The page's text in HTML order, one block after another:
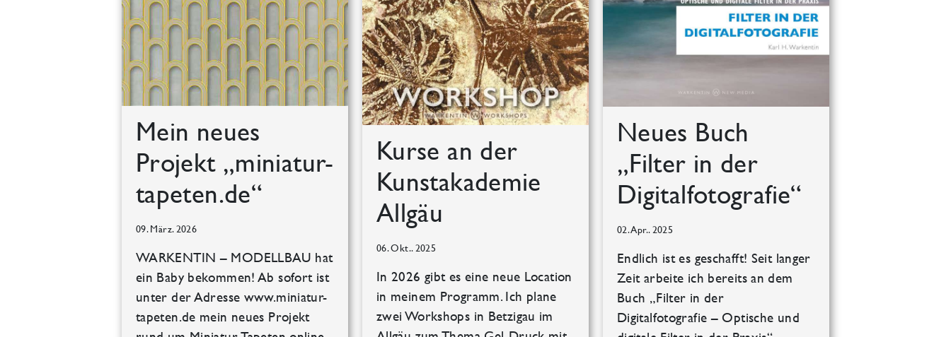
Mein neues
Projekt „miniatur-
tapeten.de“
09. März. 2026
WARKENTIN – MODELLBAU hat
ein Baby bekommen! Ab sofort ist
unter der Adresse www.miniatur-
tapeten.de mein neues Projekt
Kurse an der
Kunstakademie
Allgäu
06. Okt.. 2025
In 2026 gibt es eine neue Location
in meinem Programm. Ich plane
zwei Workshops in Betzigau im
Neues Buch
„Filter in der
Digitalfotografie“
02. Apr.. 2025
Endlich ist es geschafft! Seit langer
Zeit arbeite ich bereits an dem
Buch „Filter in der
Digitalfotografie – Optische und